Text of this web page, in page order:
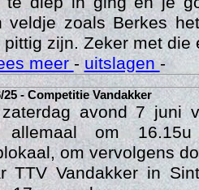
veldje zoals Berkes
pittig zijn. Zeker met die
meer - uitslagen-
25 - Competitie Vandakker
avond 7 juni
allemaal om
om vervolgens
TTV Vandakker in